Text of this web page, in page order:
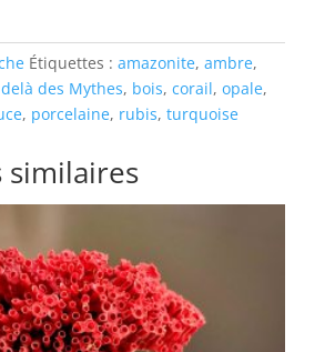
Étiquettes : amazonite, ambre,
des Mythes, bois, corail, opale,
, porcelaine, rubis, turquoise
similaires